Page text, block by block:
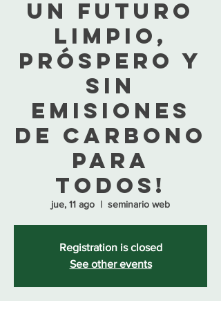
un futuro
limpio,
próspero y
sin
emisiones
de carbono
para
todos!
jue, 11 ago
  |
seminario web
Registration is closed
See other events